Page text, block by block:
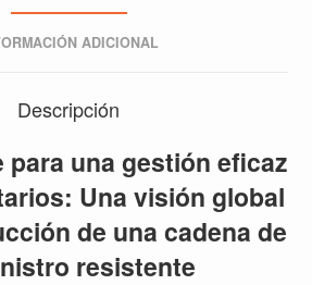
ADICIONAL
Descripción
para una gestión eficaz
Una visión global
de una cadena de
resistente